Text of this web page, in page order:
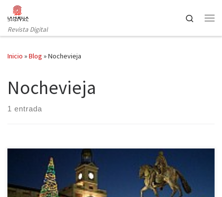
Saltar al contenido
Revista Digital
Search
Inicio »Blog »Nochevieja
Nochevieja
1 entrada
Llegas con la magia del otoño que termina. Señalando el frio